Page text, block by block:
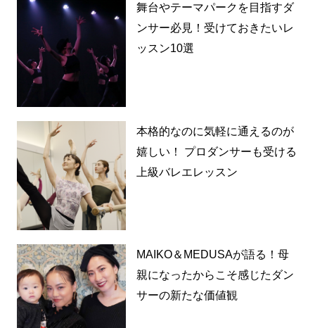
舞台やテーマパークを目指すダ
ンサー必見！受けておきたいレ
ッスン10選
本格的なのに気軽に通えるのが
嬉しい！ プロダンサーも受ける
上級バレエレッスン
MAIKO＆MEDUSAが語る！母
親になったからこそ感じたダン
サーの新たな価値観